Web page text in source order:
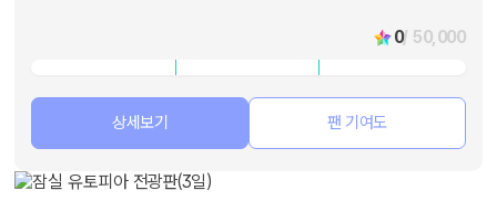
0/ 50,000
상세보기 팬 기여도